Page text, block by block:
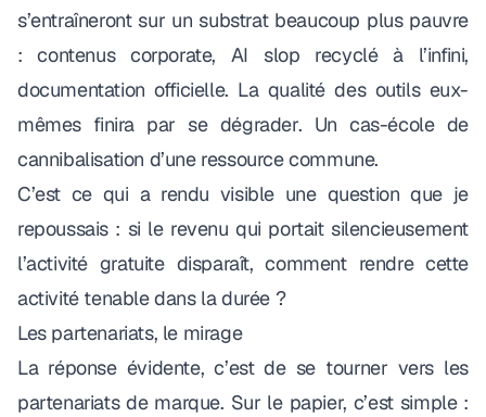
s’entraîneront sur un substrat beaucoup plus pauvre
: contenus corporate, AI slop recyclé à l’infini,
documentation officielle. La qualité des outils eux-
mêmes finira par se dégrader. Un cas-école de
cannibalisation d’une ressource commune.
C’est ce qui a rendu visible une question que je
repoussais : si le revenu qui portait silencieusement
l’activité gratuite disparaît, comment rendre cette
activité tenable dans la durée ?
Les partenariats, le mirage
La réponse évidente, c’est de se tourner vers les
partenariats de marque. Sur le papier, c’est simple :